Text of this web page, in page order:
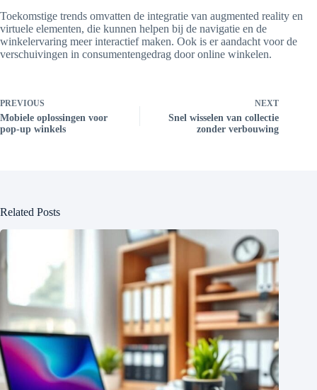
Toekomstige trends omvatten de integratie van augmented reality en
virtuele elementen, die kunnen helpen bij de navigatie en de
winkelervaring meer interactief maken. Ook is er aandacht voor de
verschuivingen in consumentengedrag door online winkelen.
PREVIOUS
Mobiele oplossingen voor
pop-up winkels
NEXT
Snel wisselen van collectie
zonder verbouwing
Related Posts